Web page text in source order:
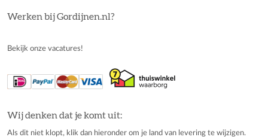
Werken bij Gordijnen.nl?
Bekijk onze vacatures!
Wij denken dat je komt uit:
Als dit niet klopt, klik dan hieronder om je land van levering te wijzigen.